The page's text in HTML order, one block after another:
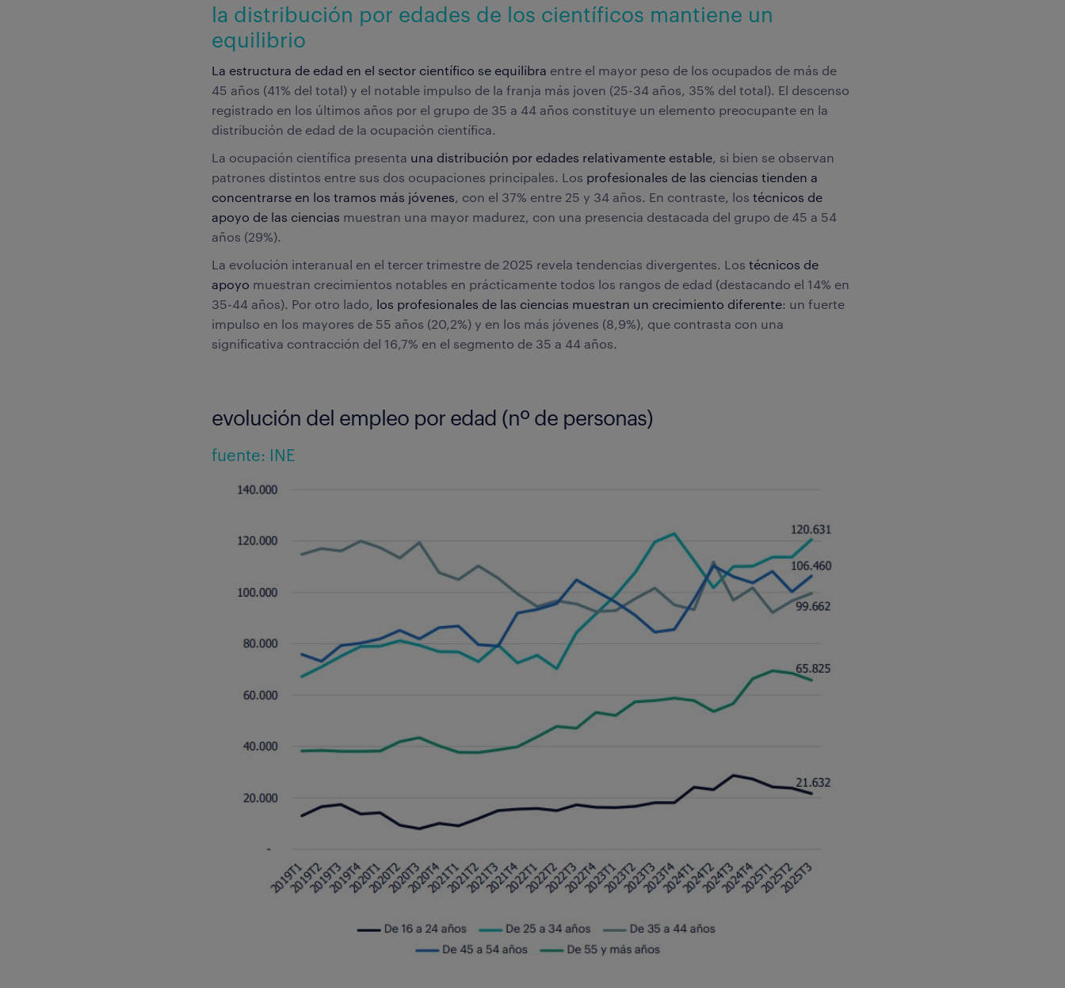
la distribución por edades de los científicos mantiene un
equilibrio
La estructura de edad en el sector científico se equilibra entre el mayor peso de los ocupados de más de
45 años (41% del total) y el notable impulso de la franja más joven (25-34 años, 35% del total). El descenso
registrado en los últimos años por el grupo de 35 a 44 años constituye un elemento preocupante en la
distribución de edad de la ocupación científica.
La ocupación científica presenta una distribución por edades relativamente estable, si bien se observan
patrones distintos entre sus dos ocupaciones principales. Los profesionales de las ciencias tienden a
concentrarse en los tramos más jóvenes, con el 37% entre 25 y 34 años. En contraste, los técnicos de
apoyo de las ciencias muestran una mayor madurez, con una presencia destacada del grupo de 45 a 54
años (29%).
La evolución interanual en el tercer trimestre de 2025 revela tendencias divergentes. Los técnicos de
apoyo muestran crecimientos notables en prácticamente todos los rangos de edad (destacando el 14% en
35-44 años). Por otro lado, los profesionales de las ciencias muestran un crecimiento diferente: un fuerte
impulso en los mayores de 55 años (20,2%) y en los más jóvenes (8,9%), que contrasta con una
significativa contracción del 16,7% en el segmento de 35 a 44 años.
evolución del empleo por edad (nº de personas)
fuente: INE